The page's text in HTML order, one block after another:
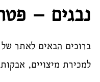
נבגים –
ברוכים הבאים לאתר
למכירת מיצויים,